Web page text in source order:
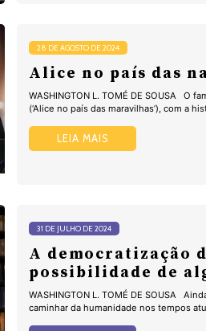
28 DE AGOSTO DE 2024
Alice no país das
WASHINGTON L. TOMÉ DE SOUSA O
(‘Alice no país das maravilhas’), com a
LEIA MAIS
31 DE JULHO DE 2024
A democratização
possibilidade de
WASHINGTON L. TOMÉ DE SOUSA
caminhar da humanidade nos tempos